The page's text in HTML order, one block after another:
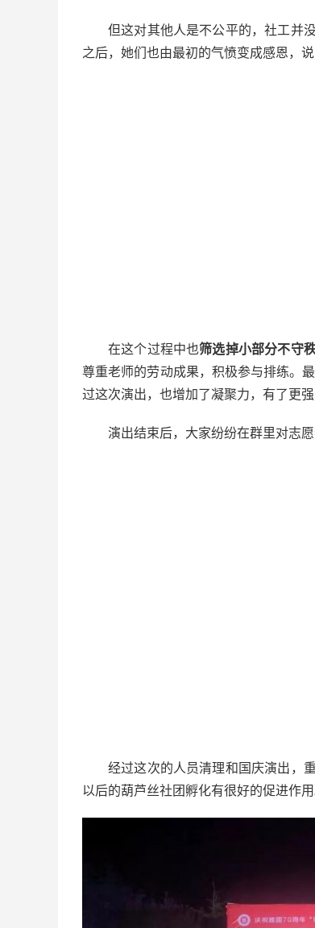
但这对其他人是不公平的，社工并
之后，她们也由最初的气愤变成感恩，
在这个过程中也筛选掉小部分不守
尊重老师的劳动成果，积极参与排练。
过这次演出，也增加了凝聚力，有了更强
演出结束后，大家纷纷在群里对志
经过这次的人员清理和国庆演出，
以后的葫芦丝社团孵化有很好的促进作